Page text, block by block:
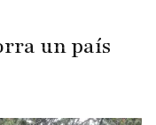
un país